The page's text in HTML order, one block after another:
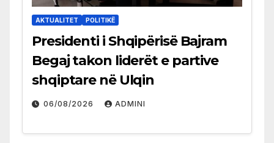
AKTUALITET POLITIKË
Presidenti i Shqipërisë Bajram
Begaj takon liderët e partive
shqiptare në Ulqin
06/08/2026 ADMINI